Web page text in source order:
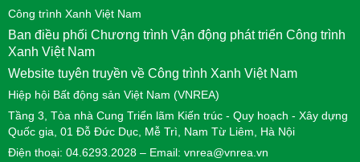
Ông Nguyễn Tuấn Anh
Chủ tịch Công ty Quản lý quỹ Vietinbank
Công trình Xanh Việt Nam
Ban điều phối Chương trình Vận động phát triển Công trình
Xanh Việt Nam
Website tuyên truyền về Công trình Xanh Việt Nam
Hiệp hội Bất động sản Việt Nam (VNREA)
Tầng 3, Tòa nhà Cung Triển lãm Kiến trúc - Quy hoạch - Xây dựng
Quốc gia, 01 Đỗ Đức Dục, Mễ Trì, Nam Từ Liêm, Hà Nội
Điện thoại: 04.6293.2028 – Email: vnrea@vnrea.vn